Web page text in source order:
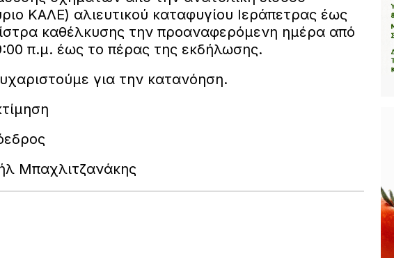
ΚΑΛΕ) αλιευτικού καταφυγίου Ιεράπετρας έως
καθέλκυσης την προαναφερόμενη ημέρα από
π.μ. έως το πέρας της εκδήλωσης.
για την κατανόηση.
Μπαχλιτζανάκης